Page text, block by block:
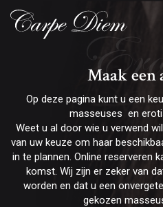
Maak een
Op deze pagina kunt u een
masseuses en
Weet u al door wie u verwend
van uw keuze om haar
in te plannen. Online reserveren
komst. Wij zijn er zeker van
worden en dat u een
gekozen